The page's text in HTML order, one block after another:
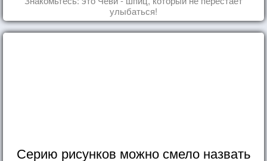
улыбаться!
Серию рисунков можно смело назвать